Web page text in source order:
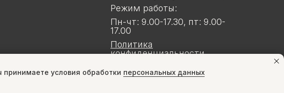
условия обработки персональных данных
Режим работы:
Пн-чт: 9.00-17.30, пт: 9.00-
17.00
Политика
конфиденциальности